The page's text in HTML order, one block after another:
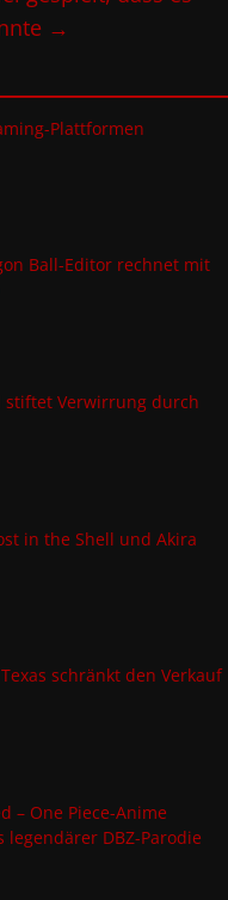
→
Plattformen
Ball-Editor rechnet mit
stiftet Verwirrung durch
in the Shell und Akira
schränkt den Verkauf
– One Piece-Anime
DBZ-Parodie